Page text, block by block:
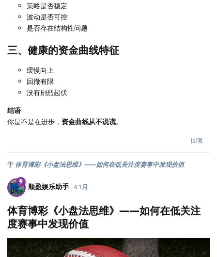
策略是否稳定
波动是否可控
是否存在结构性问题
三、健康的资金曲线特征
缓慢向上
回撤有限
没有剧烈起伏
结语
你是不是在进步， 资金曲线从不说谎。
回复
于 体育博彩《小盘法思维》——如何在低关注度赛事中发现价值
顺盈娱乐助手 4 1月
体育博彩《小盘法思维》——如何在低关注
度赛事中发现价值